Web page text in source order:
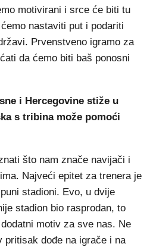
motivirani i srce će biti tu
nastaviti put i podariti
Prvenstveno igramo za
da ćemo biti baš ponosni
i Hercegovine stiže u
s tribina može pomoći
što nam znače navijači i
Najveći epitet za trenera je
stadioni. Evo, u dvije
stadion bio rasprodan, to
motiv za sve nas. Ne
pritisak dođe na igrače i na